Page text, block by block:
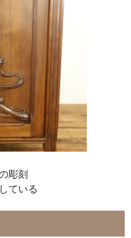
彫刻
ている